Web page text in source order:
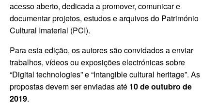
acesso aberto, dedicada a promover, comunicar e
documentar projetos, estudos e arquivos do Património
Cultural Imaterial (PCI).
Para esta edição, os autores são convidados a enviar
trabalhos, vídeos ou exposições electrónicas sobre
“Digital technologies” e “Intangible cultural heritage”. As
propostas devem ser enviadas até 10 de outubro de
2019.